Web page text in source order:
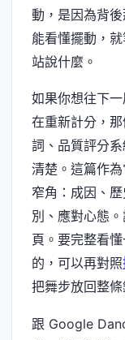
動，是因為背
能看懂擺動，
站說什麼。
如果你想往下
在重新計分，
詞、品質評分
清楚。這篇作
窄角：成因、
別、應對心態
頁。要完整看
的，可以再對照
把舞步放回整條
跟 Google